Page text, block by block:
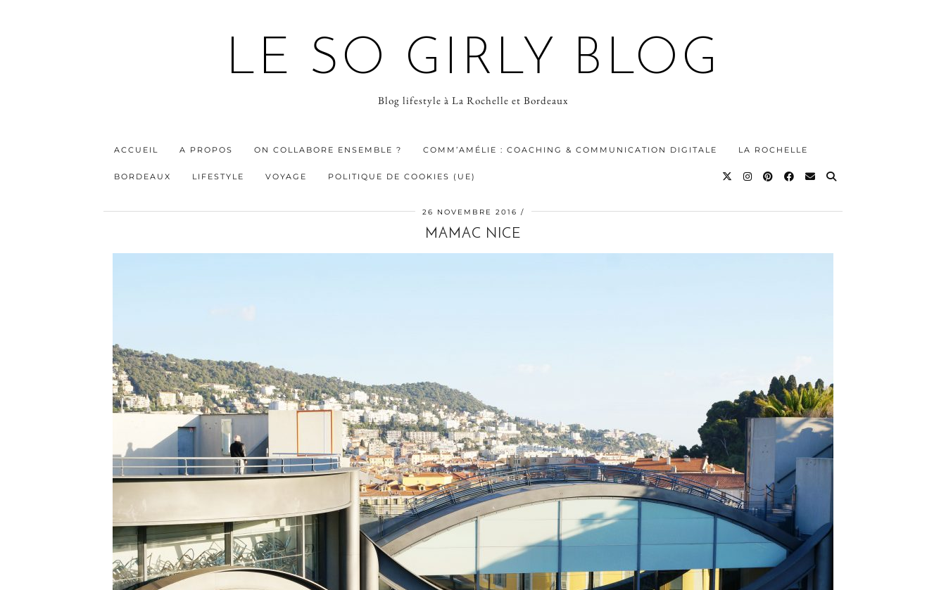
LE SO GIRLY BLOG
Blog lifestyle à La Rochelle et Bordeaux
ACCUEIL A PROPOS ON COLLABORE ENSEMBLE ? COMM’AMÉLIE : COACHING & COMMUNICATION DIGITALE LA ROCHELLE
BORDEAUX LIFESTYLE VOYAGE POLITIQUE DE COOKIES (UE)
26 NOVEMBRE 2016
MAMAC NICE